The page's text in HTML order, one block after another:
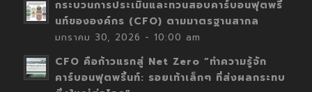
กระบวนการประเมินและทวนสอบคาร์บอนฟุตพริ้
นท์ขององค์กร (CFO) ตามมาตรฐานสากล
มกราคม 30, 2026 - 10:00 am
CFO คือก้าวแรกสู่ Net Zero “ทำความรู้จัก
คาร์บอนฟุตพริ้นท์: รอยเท้าเล็กๆ ที่ส่งผลกระทบ